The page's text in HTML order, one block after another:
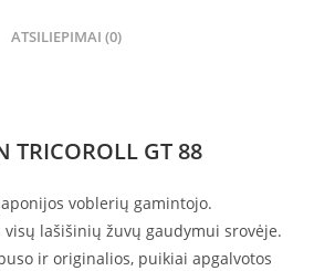
ATSILIEPIMAI (0)
TRICOROLL GT 88
voblerių gamintojo.
lašišinių žuvų gaudymui srovėje.
ir originalios, puikiai apgalvotos